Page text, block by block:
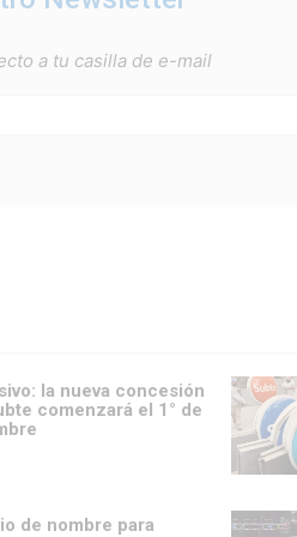
a tu casilla de e-mail
la nueva concesión
comenzará el 1° de
de nombre para